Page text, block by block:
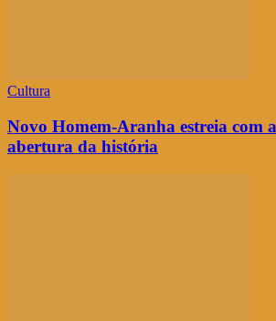
Cultura
Novo Homem-Aranha estreia com
abertura da história